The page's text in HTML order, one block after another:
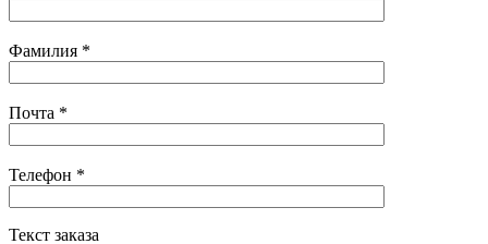
Фамилия *
Почта *
Телефон *
Текст заказа